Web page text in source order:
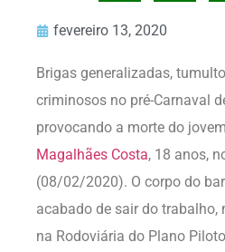
fevereiro 13, 2020
Brigas generalizadas,
criminosos no pré-Carnaval
provocando a morte do jovem
Magalhães Costa, 18 anos,
(08/02/2020). O corpo do
acabado de sair do trabalho,
na Rodoviária do Plano